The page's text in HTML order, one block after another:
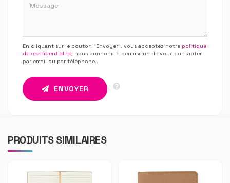
En cliquant sur le bouton “Envoyer”, vous acceptez notre politique
de confidentialité, nous donnons la permission de vous contacter
par email ou par téléphone..
ENVOYER
PRODUITS SIMILAIRES